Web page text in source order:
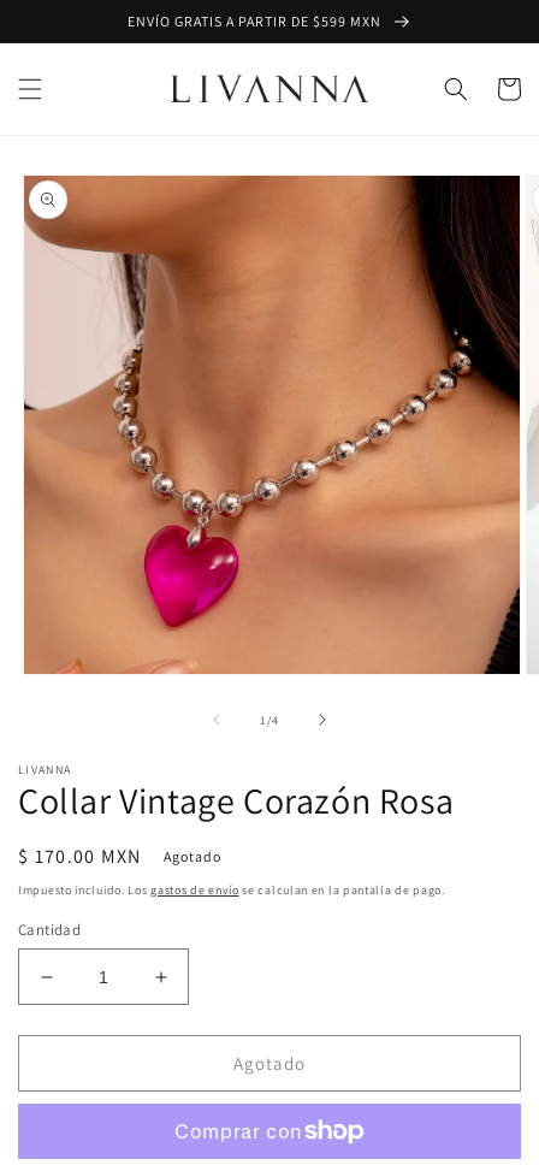
directamente
al contenido
ENVÍO GRATIS A PARTIR DE $599 MXN
Carrito
directamente
a la
información
del producto
una
ventana
modal
1 /de
4
LIVANNA
Collar Vintage Corazón Rosa
Precio
habitual
$ 170.00 MXN Agotado
Impuesto incluido. Losgastos de envío se calculan en la pantalla de pago.
Cantidad
Reducir
cantidad
para
Vintage
Aumentar
cantidad
para
Vintage
Rosa
Agotado